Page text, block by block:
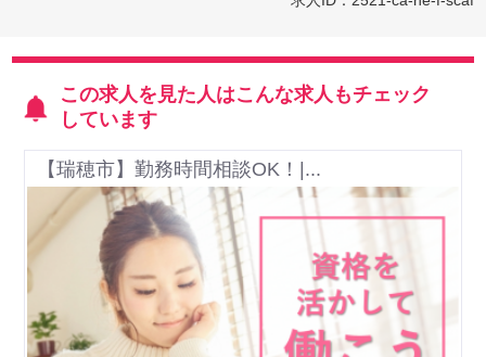
この求人を見た人はこんな求人もチェック
しています
【瑞穂市】勤務時間相談OK！|...